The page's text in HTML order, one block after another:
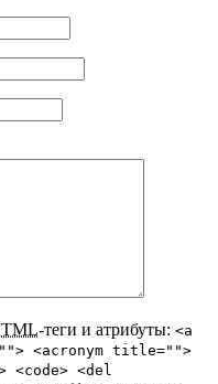
-теги и атрибуты: <a
<acronym title="">
<code> <del